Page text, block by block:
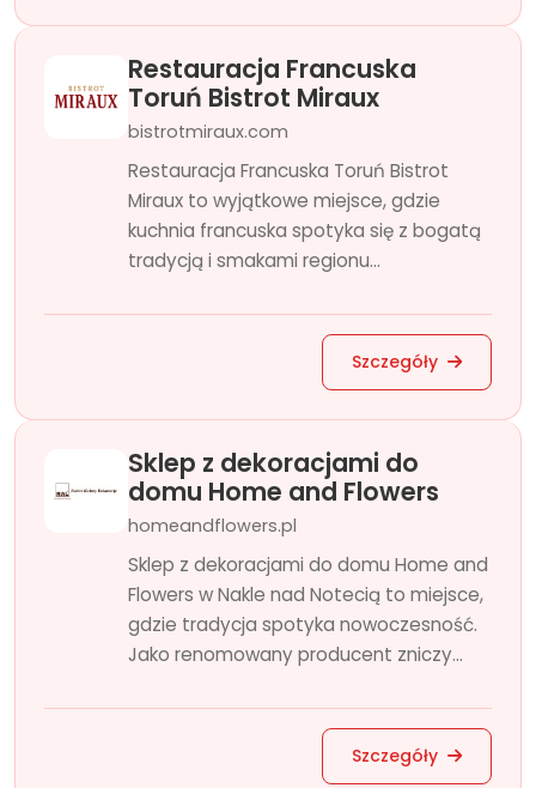
Restauracja Francuska
Toruń Bistrot Miraux
bistrotmiraux.com
Restauracja Francuska Toruń Bistrot
Miraux to wyjątkowe miejsce, gdzie
kuchnia francuska spotyka się z bogatą
tradycją i smakami regionu...
Szczegóły
Sklep z dekoracjami do
domu Home and Flowers
homeandflowers.pl
Sklep z dekoracjami do domu Home and
Flowers w Nakle nad Notecią to miejsce,
gdzie tradycja spotyka nowoczesność.
Jako renomowany producent zniczy...
Szczegóły